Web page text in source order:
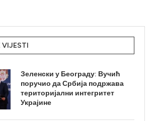
Зеленски у Београду: Вучић
поручио да Србија подржава
територијални интегритет
Украјине